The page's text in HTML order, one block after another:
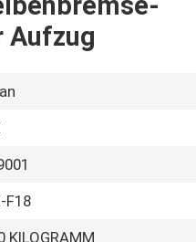
Aufzug
F18
KILOGRAMM